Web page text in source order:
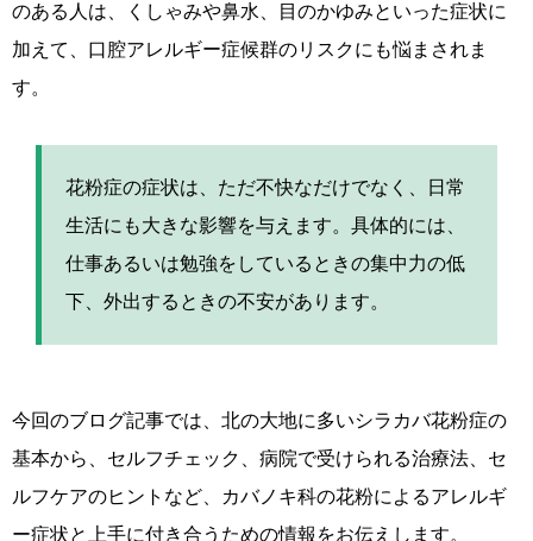
のある人は、くしゃみや鼻水、目のかゆみといった症状に
加えて、口腔アレルギー症候群のリスクにも悩まされま
す。
花粉症の症状は、ただ不快なだけでなく、日常
生活にも大きな影響を与えます。具体的には、
仕事あるいは勉強をしているときの集中力の低
下、外出するときの不安があります。
今回のブログ記事では、北の大地に多いシラカバ花粉症の
基本から、セルフチェック、病院で受けられる治療法、セ
ルフケアのヒントなど、カバノキ科の花粉によるアレルギ
ー症状と上手に付き合うための情報をお伝えします。